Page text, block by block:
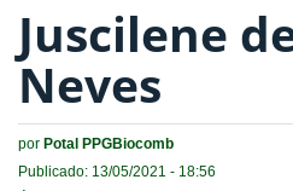
Juscilene
Neves
por Potal PPGBiocomb
Publicado: 13/05/2021 - 18:56